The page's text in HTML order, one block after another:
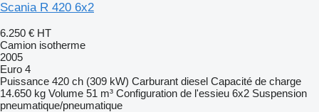
Scania R 420 6x2
6.250 € HT
Camion isotherme
2005
Euro 4
Puissance 420 ch (309 kW) Carburant diesel Capacité de charge
14.650 kg Volume 51 m³ Configuration de l'essieu 6x2 Suspension
pneumatique/pneumatique